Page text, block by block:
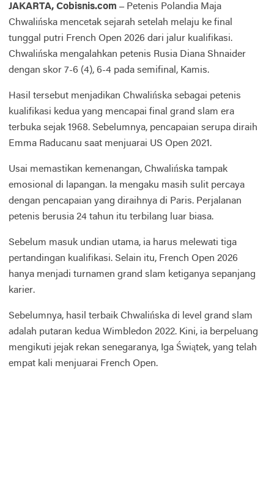
JAKARTA, Cobisnis.com – Petenis Polandia Maja
Chwalińska mencetak sejarah setelah melaju ke final
tunggal putri French Open 2026 dari jalur kualifikasi.
Chwalińska mengalahkan petenis Rusia Diana Shnaider
dengan skor 7-6 (4), 6-4 pada semifinal, Kamis.
Hasil tersebut menjadikan Chwalińska sebagai petenis
kualifikasi kedua yang mencapai final grand slam era
terbuka sejak 1968. Sebelumnya, pencapaian serupa diraih
Emma Raducanu saat menjuarai US Open 2021.
Usai memastikan kemenangan, Chwalińska tampak
emosional di lapangan. Ia mengaku masih sulit percaya
dengan pencapaian yang diraihnya di Paris. Perjalanan
petenis berusia 24 tahun itu terbilang luar biasa.
Sebelum masuk undian utama, ia harus melewati tiga
pertandingan kualifikasi. Selain itu, French Open 2026
hanya menjadi turnamen grand slam ketiganya sepanjang
karier.
Sebelumnya, hasil terbaik Chwalińska di level grand slam
adalah putaran kedua Wimbledon 2022. Kini, ia berpeluang
mengikuti jejak rekan senegaranya, Iga Świątek, yang telah
empat kali menjuarai French Open.